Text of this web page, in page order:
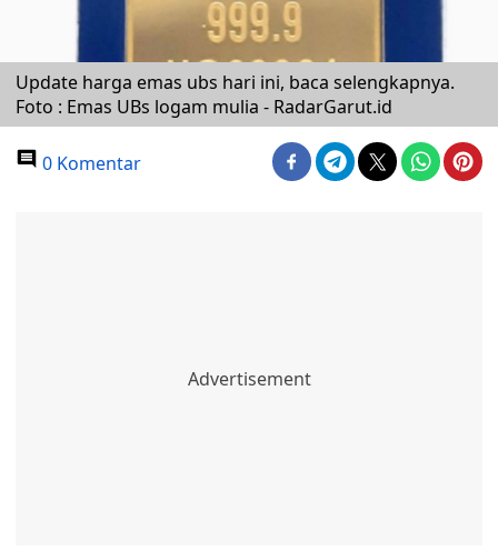
Update harga emas ubs hari ini, baca selengkapnya.
Foto : Emas UBs logam mulia - RadarGarut.id
0 Komentar